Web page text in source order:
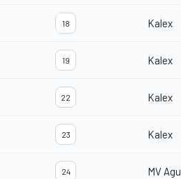
18 Kalex
19 Kalex
22 Kalex
23 Kalex
24 MV